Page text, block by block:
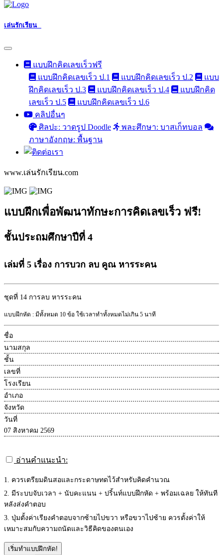
เล่นรักเรียน
แบบฝึกคิดเลขเร็วฟรี
แบบฝึกคิดเลขเร็ว ป.1
แบบฝึกคิดเลขเร็ว ป.2
แบบ
ฝึกคิดเลขเร็ว ป.3
แบบฝึกคิดเลขเร็ว ป.4
แบบฝึกคิด
เลขเร็ว ป.5
แบบฝึกคิดเลขเร็ว ป.6
คลิปอื่นๆ
ศิลปะ: วาดรูป Doodle
พละศึกษา: บาสเก็ทบอล
ภาษาอังกฤษ: พื้นฐาน
www.เล่นรักเรียน.com
แบบฝึกเพื่อพัฒนาทักษะการคิดเลขเร็ว ฟรี!
ชั้นประถมศึกษาปีที่ 4
เล่มที่ 5 เรื่อง การบวก ลบ คูณ หารระคน
ชุดที่ 14 การลบ หารระคน
แบบฝึกหัด : มีทั้งหมด 10 ข้อ ใช้เวลาทำทั้งหมดไม่เกิน 5 นาที
ชื่อ
นามสกุล
ชั้น
เลขที่
โรงเรียน
อำเภอ
จังหวัด
วันที่
07 สิงหาคม 2569
อ่านคำแนะนำ:
1. ควรเตรียมดินสอและกระดาษทดไว้สำหรับคิดคำนวณ
2. มีระบบจับเวลา + นับคะแนน + ปริ้นท์แบบฝึกหัด + พร้อมเฉลย ให้ทันที
หลังส่งคำตอบ
3. ปุ่มตั้งค่าเรียงคำตอบจากซ้ายไปขวา หรือขวาไปซ้าย ควรตั้งค่าให้
เหมาะสมกับความถนัดและวิธีคิดของตนเอง
เริ่มทำแบบฝึกหัด!